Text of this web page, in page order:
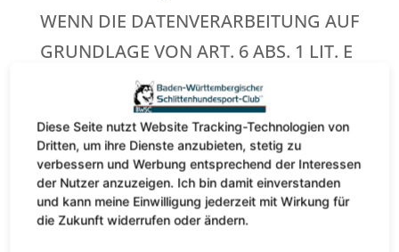
WENN DIE DATENVERARBEITUNG AUF
GRUNDLAGE VON ART. 6 ABS. 1 LIT. E
ODER F DSGVO ERFOLGT, HABEN SIE
JEDERZEIT DAS RECHT, AUS
GRÜNDEN, DIE SICH AUS IHRER
BESONDEREN SITUATION ERGEBEN,
GEGEN DIE VERARBEITUNG IHRER
PERSONENBEZOGENEN DATEN
Diese Seite nutzt Website Tracking-Technologien von
Dritten, um ihre Dienste anzubieten, stetig zu
verbessern und Werbung entsprechend der Interessen
der Nutzer anzuzeigen. Ich bin damit einverstanden
und kann meine Einwilligung jederzeit mit Wirkung für
die Zukunft widerrufen oder ändern.